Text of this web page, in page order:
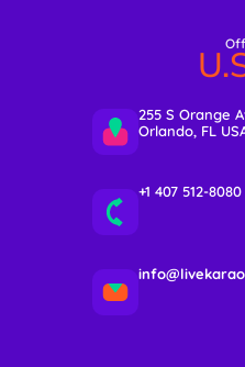
255 S Orange
Orlando, FL
+1 407 512-8080